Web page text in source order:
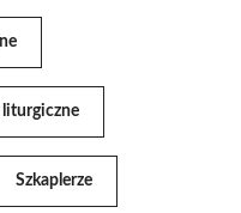
liturgiczne
Szkaplerze